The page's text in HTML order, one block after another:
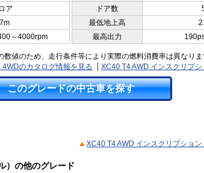
ア ドア数
最低地上高
～4000rpm 最高出力
値のため、走行条件等により実際の燃料消費率は異なりま
のカタログ情報を見る
XC40 T4 AWD インスクリプ
このグレードの中古車を探す
XC40 T4 AWD インスクリプショ
）の他のグレード